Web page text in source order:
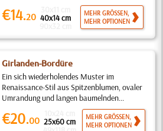
€14.20 40x14 cm
MEHR GRÖSSEN,
MEHR OPTIONEN
Girlanden-Bordüre
Ein sich wiederholendes Muster im
Renaissance-Stil aus Spitzenblumen, ovaler
Umrandung und langen baumelnden...
€20.00 25x60 cm
MEHR GRÖSSEN,
MEHR OPTIONEN